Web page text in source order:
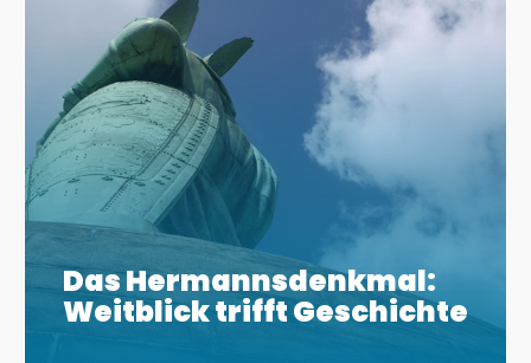
Das Hermannsdenkmal:
Weitblick trifft Geschichte